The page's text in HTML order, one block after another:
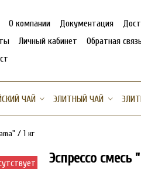
О компании Документация
Личный кабинет Обратная
ЧАЙ ЭЛИТНЫЙ ЧАЙ
/ 1 кг
Эспрессо смесь